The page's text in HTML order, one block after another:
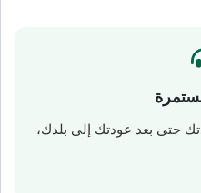
حتى بعد عودتك إلى بلدك،